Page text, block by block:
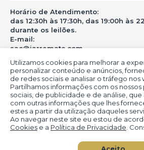
Utilizamos cookies para melhorar a
personalizar conteúdo e anúncios,
de redes sociais e analisar o tráfego nos
Partilhamos informações com os
sociais, de publicidade e de análise,
com outras informações que lhes
estes a partir da utilização daqueles
Ao navegar neste site eu estou de
Cookies e a Política de Privacidade .
Horário de Atendimento:
das 12:30h às 17:30h, das 19:00h às
durante os leilões.
E-mail:
sac@iarremate.com
ONDE ESTAMOS
R. Heitor Modesto, 28 - Estação São
CEP: 37470-000
© iArremate - Portal de Arte